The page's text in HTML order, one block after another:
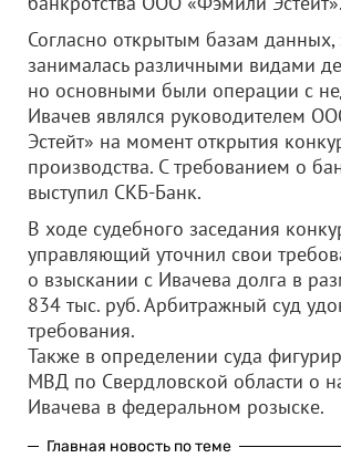
Согласно открытым базам данных,
занималась различными видами
но основными были операции с
Ивачев являлся руководителем
Эстейт» на момент открытия
производства. С требованием о
выступил СКБ-Банк.
В ходе судебного заседания
управляющий уточнил свои
о взыскании с Ивачева долга в
834 тыс. руб. Арбитражный суд
требования.
Также в определении суда
МВД по Свердловской области о
Ивачева в федеральном розыске.
Главная новость по теме